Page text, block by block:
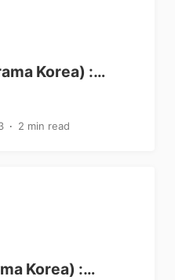
Korea) :…
2 min read
Korea) :…